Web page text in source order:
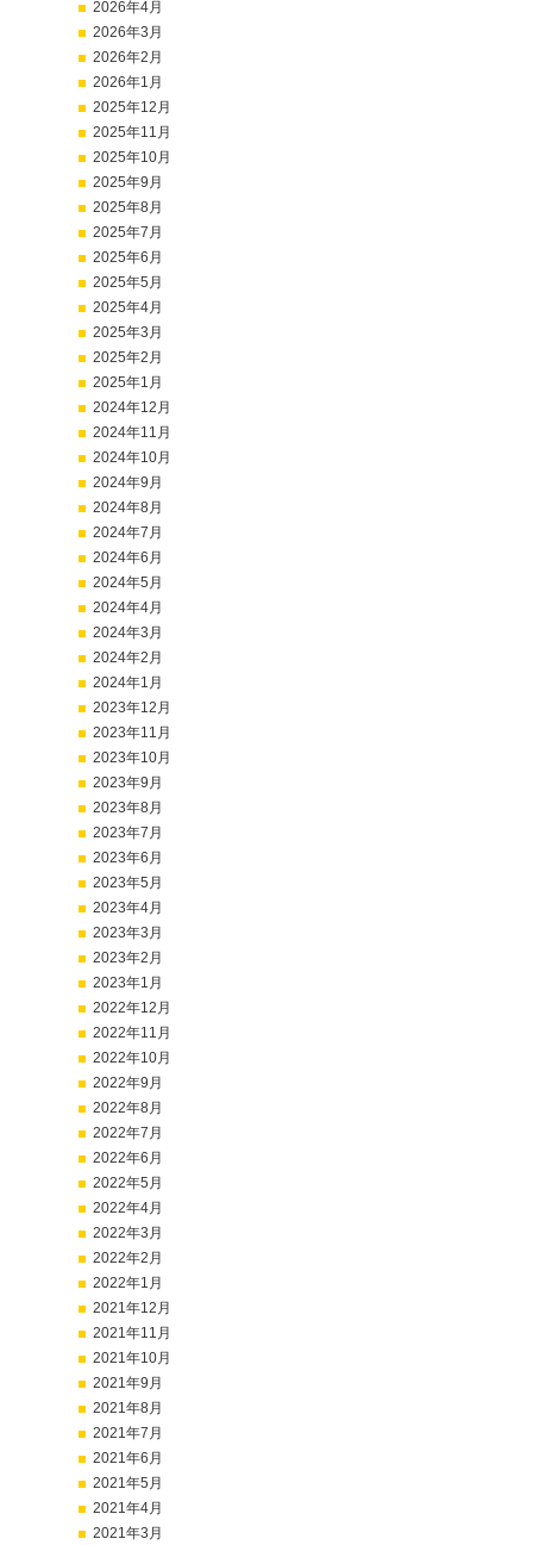
2026年4月
2026年3月
2026年2月
2026年1月
2025年12月
2025年11月
2025年10月
2025年9月
2025年8月
2025年7月
2025年6月
2025年5月
2025年4月
2025年3月
2025年2月
2025年1月
2024年12月
2024年11月
2024年10月
2024年9月
2024年8月
2024年7月
2024年6月
2024年5月
2024年4月
2024年3月
2024年2月
2024年1月
2023年12月
2023年11月
2023年10月
2023年9月
2023年8月
2023年7月
2023年6月
2023年5月
2023年4月
2023年3月
2023年2月
2023年1月
2022年12月
2022年11月
2022年10月
2022年9月
2022年8月
2022年7月
2022年6月
2022年5月
2022年4月
2022年3月
2022年2月
2022年1月
2021年12月
2021年11月
2021年10月
2021年9月
2021年8月
2021年7月
2021年6月
2021年5月
2021年4月
2021年3月